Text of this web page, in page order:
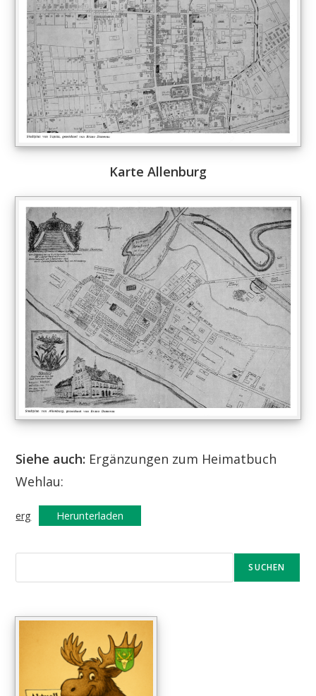
Karte Allenburg
Siehe auch: Ergänzungen zum Heimatbuch
Wehlau:
erg Herunterladen
SUCHEN